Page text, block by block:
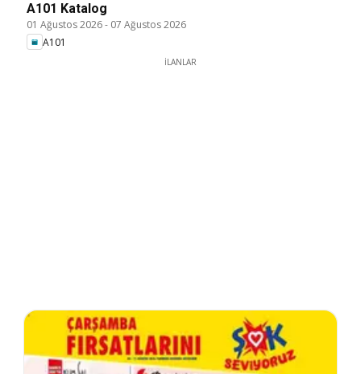
A101 Katalog
01 Ağustos 2026- 07 Ağustos 2026
A101
İLANLAR